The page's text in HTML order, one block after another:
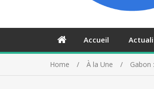
Accueil
Home À la Une Gabon